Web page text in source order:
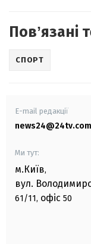
Повʼязані
СПОРТ
E-mail редакції
Ми тут:
м.Київ,
вул.
61/11, офіс 50